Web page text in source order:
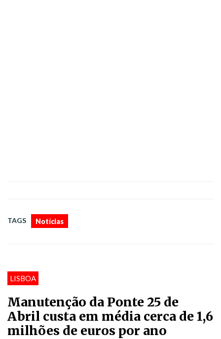
TAGS Notícias
LISBOA
Manutenção da Ponte 25 de
Abril custa em média cerca de 1,6
milhões de euros por ano